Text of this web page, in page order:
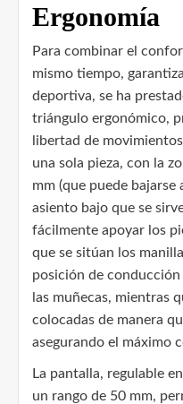
Ergonomía
Para combinar el
mismo tiempo,
deportiva, se ha
triángulo ergonómico,
libertad de
una sola pieza, con la
mm (que puede bajarse
asiento bajo que se
fácilmente apoyar los
que se sitúan los
posición de
las muñecas, mientras
colocadas de manera
asegurando el máximo
La pantalla, regulable
un rango de 50 mm,